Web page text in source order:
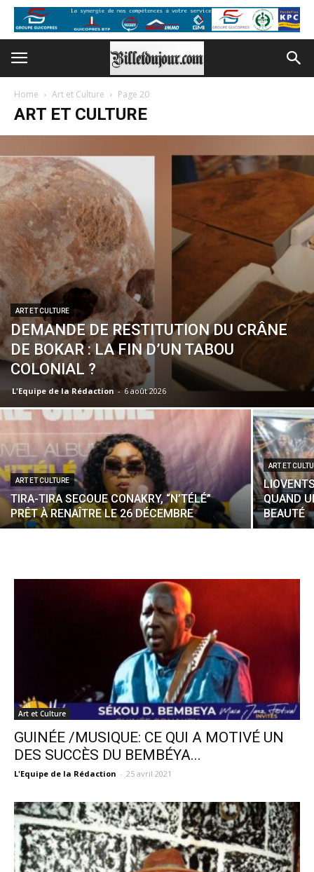
Home Art et Culture Page 20
ART ET CULTURE
ART ET CULTURE
DEMANDE DE RESTITUTION DU CRÂNE
DE BOKAR : LA FIN D’UN TABOU
COLONIAL ?
L'Equipe de la Rédaction - 6 août 2026
ART ET CULTURE
TIRA-TIRA SECOUE CONAKRY, “N’TÉLÉ”
PRÊT À RENAÎTRE LE 26 DÉCEMBRE
ART ET
QUAND
BEAUTÉ
Art et Culture
GUINÉE /MUSIQUE: CE QUI A MOTIVÉ UN
DES SUCCÈS DU BEMBÉYA...
L'Equipe de la Rédaction - 25 avril 2021